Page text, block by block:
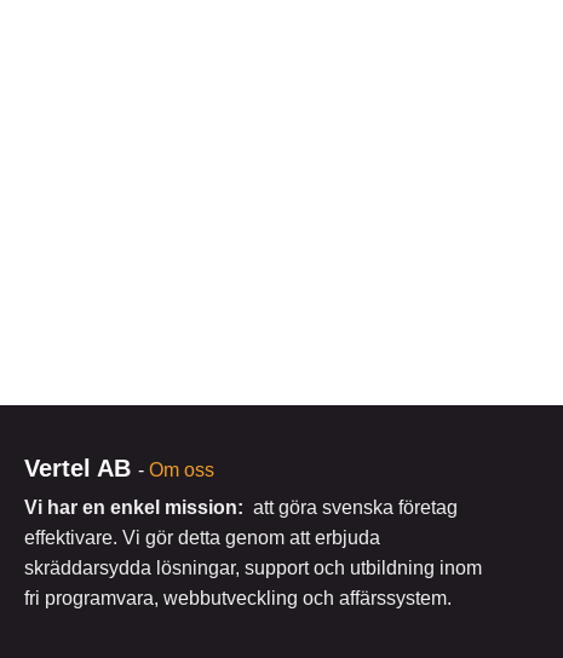
Vertel AB - Om oss
Vi har en enkel mission: att göra svenska företag
effektivare. Vi gör detta genom att erbjuda
skräddarsydda lösningar, support och utbildning inom
fri programvara, webbutveckling och affärssystem.